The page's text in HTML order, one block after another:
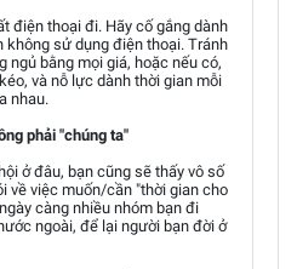
điện thoại đi. Hãy cố gắng dành
không sử dụng điện thoại. Tránh
ngủ bằng mọi giá, hoặc nếu có,
và nỗ lực dành thời gian mỗi
nhau.
phải "chúng ta"
ở đâu, bạn cũng sẽ thấy vô số
về việc muốn/cần "thời gian cho
càng nhiều nhóm bạn đi
ngoài, để lại người bạn đời ở